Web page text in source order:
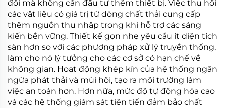
đổi mà không cần đầu tư thêm thiết bị. Việc thu hồi
các vật liệu có giá trị từ dòng chất thải cung cấp
thêm nguồn thu nhập trong khi hỗ trợ các sáng
kiến bền vững. Thiết kế gọn nhẹ yêu cầu ít diện tích
sàn hơn so với các phương pháp xử lý truyền thống,
làm cho nó lý tưởng cho các cơ sở có hạn chế về
không gian. Hoạt động khép kín của hệ thống ngăn
ngừa phát thải và mùi hôi, tạo ra môi trường làm
việc an toàn hơn. Hơn nữa, mức độ tự động hóa cao
và các hệ thống giám sát tiên tiến đảm bảo chất